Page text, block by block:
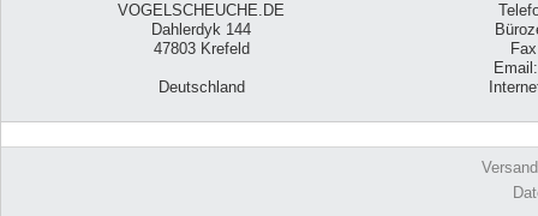
VOGELSCHEUCHE.DE
Dahlerdyk 144
47803 Krefeld
Deutschland